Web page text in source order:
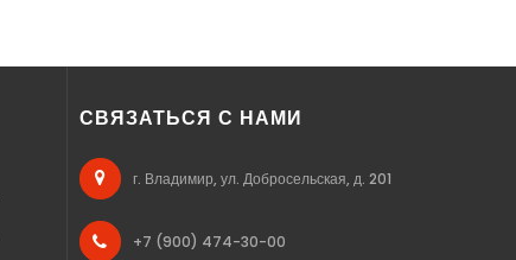
СВЯЗАТЬСЯ С НАМИ
г. Владимир, ул. Добросельская, д. 201
+7 (900) 474-30-00